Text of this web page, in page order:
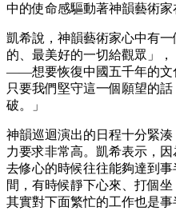
中的使命感驅動著神韻藝術家
凱希說，神韻藝術家心中有
的、最美好的一切給觀眾」
——想要恢復中國五千年的文
只要我們堅守這一個願望的
破。」
神韻巡迴演出的日程十分緊
力要求非常高。凱希表示，
去修心的時候往往能夠達到
間，有時候靜下心來、打個
其實對下面繁忙的工作也是事